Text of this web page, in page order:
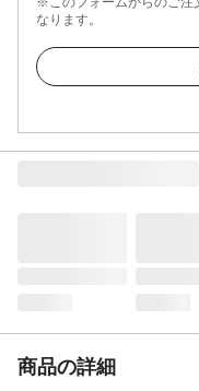
なります。
商品の詳細